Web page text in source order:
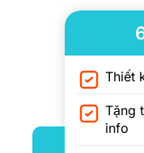
Thiết
Tặng
info